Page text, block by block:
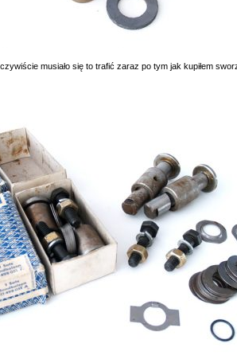
musiało się to trafić zaraz po tym jak kupiłem